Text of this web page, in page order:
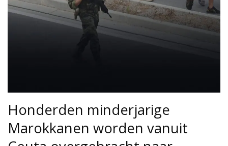
Honderden minderjarige
Marokkanen worden vanuit